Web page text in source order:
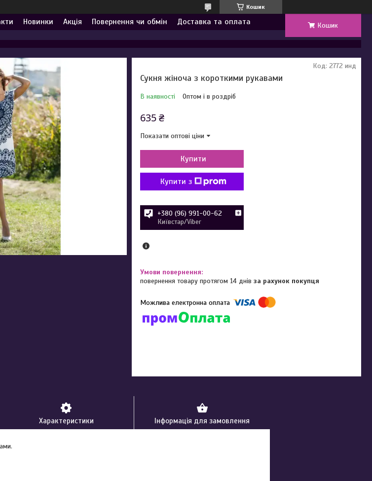
Кошик
Новинки Акція Повернення чи обмін Доставка та оплата Кошик
Сукня жіноча з короткими рукавами
В наявності Оптом і в роздріб
Код: 2772 инд
635 ₴
Показати оптові ціни
Купити
Купити з
+380 (96) 991-00-62
Київстар/Viber
повернення товару протягом 14 днівза рахунок покупця
Характеристики Інформація для замовлення